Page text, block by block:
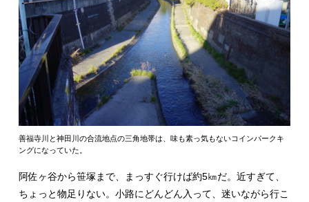
善福寺川と神田川の合流地点の三角地帯は、味も素っ気もないコインパークキ
ングになっていた。
阿佐ヶ谷から笹塚まで、まっすぐ行けば約5㎞だ。近すぎて、
ちょっと物足りない。小路にどんどん入って、迷いながら行こ